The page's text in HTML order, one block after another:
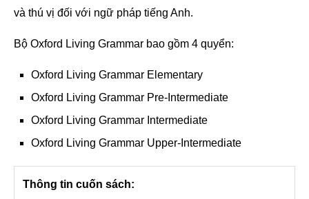
và thú vị đối với ngữ pháp tiếng Anh.
Bộ Oxford Living Grammar bao gồm 4 quyển:
Oxford Living Grammar Elementary
Oxford Living Grammar Pre-Intermediate
Oxford Living Grammar Intermediate
Oxford Living Grammar Upper-Intermediate
Thông tin cuốn sách: